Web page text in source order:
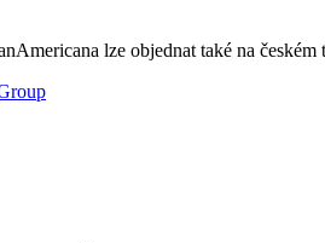
lze objednat také na